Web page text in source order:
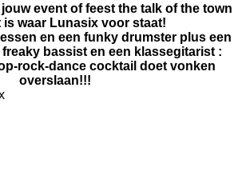
event of feest the talk of the town
is waar Lunasix voor staat!
en een funky drumster plus een
bassist en een klassegitarist :
rock-dance cocktail doet vonken
overslaan!!!